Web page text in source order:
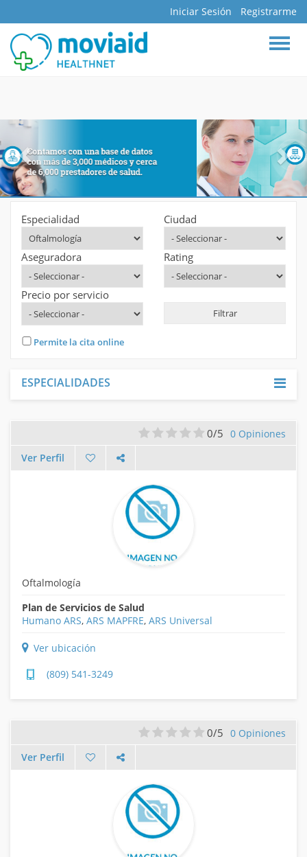
INICIO
CLÍNICAS
ASEGURADORAS
FARMACIAS
LABORATORIOS
MAPA INTERACTIVO
BLOG
INICIAR SESIÓN
REGISTRARME
Iniciar Sesión Registrarme
Especialidad Ciudad
Aseguradora Rating
Precio por servicio
Permite la cita online
ESPECIALIDADES
0/5 0 Opiniones
Ver Perfil
Oftalmología
Plan de Servicios de Salud
Humano ARS, ARS MAPFRE, ARS Universal
Ver ubicación
(809) 541-3249
0/5 0 Opiniones
Ver Perfil